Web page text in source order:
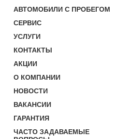
АВТОМОБИЛИ С ПРОБЕГОМ
СЕРВИС
УСЛУГИ
КОНТАКТЫ
АКЦИИ
О КОМПАНИИ
НОВОСТИ
ВАКАНСИИ
ГАРАНТИЯ
ЧАСТО ЗАДАВАЕМЫЕ